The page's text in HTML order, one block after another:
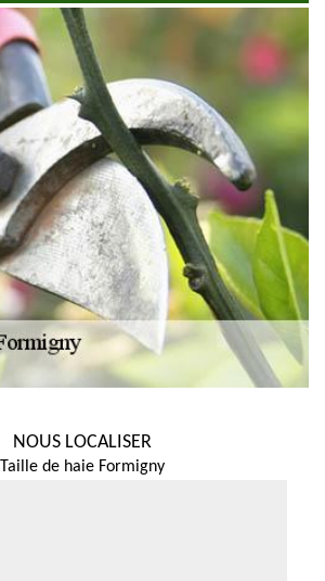
NOUS LOCALISER
Taille de haie Formigny